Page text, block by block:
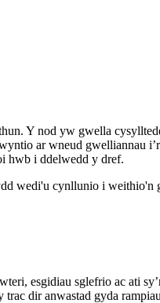
Y nod yw gwella
ar wneud gwelliannau
hwb i ddelwedd y dref.
wedi'u cynllunio i weithio'n
esgidiau sglefrio ac ati
dir anwastad gyda